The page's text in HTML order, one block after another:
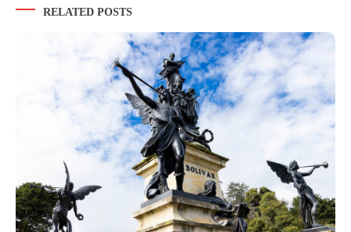
RELATED POSTS